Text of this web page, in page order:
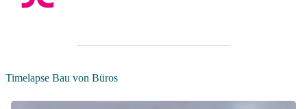
Timelapse Bau von Büros